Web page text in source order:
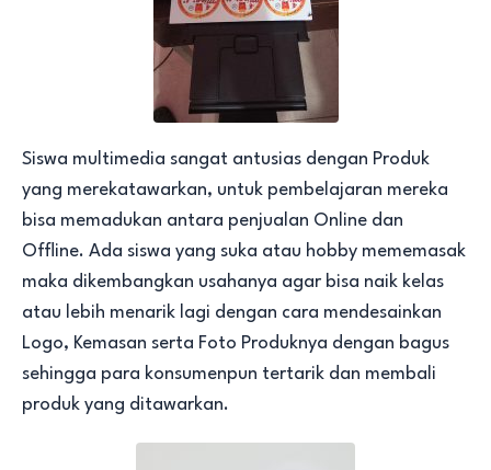
Siswa multimedia sangat antusias dengan Produk
yang merekatawarkan, untuk pembelajaran mereka
bisa memadukan antara penjualan Online dan
Offline. Ada siswa yang suka atau hobby mememasak
maka dikembangkan usahanya agar bisa naik kelas
atau lebih menarik lagi dengan cara mendesainkan
Logo, Kemasan serta Foto Produknya dengan bagus
sehingga para konsumenpun tertarik dan membali
produk yang ditawarkan.